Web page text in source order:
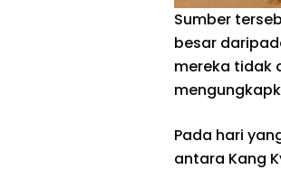
Sumber
besar
mereka tidak
Pada hari
antara Kang